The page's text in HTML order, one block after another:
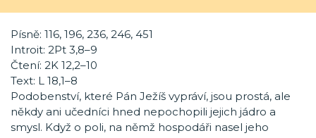
Písně: 116, 196, 236, 246, 451
Introit: 2Pt 3,8–9
Čtení: 2K 12,2–10
Text: L 18,1–8
Podobenství, které Pán Ježíš vypráví, jsou prostá, ale
někdy ani učedníci hned nepochopili jejich jádro a
smysl. Když o poli, na němž hospodáři nasel jeho